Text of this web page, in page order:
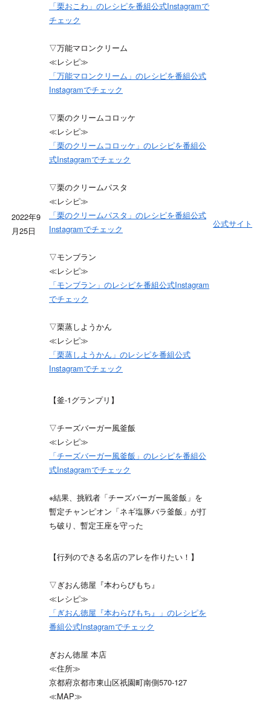
2022年9
月25日
「栗おこわ」のレシピを番組公式Instagramで
チェック
▽万能マロンクリーム
≪レシピ≫
「万能マロンクリーム」のレシピを番組公式
Instagramでチェック
▽栗のクリームコロッケ
≪レシピ≫
「栗のクリームコロッケ」のレシピを番組公
式Instagramでチェック
▽栗のクリームパスタ
≪レシピ≫
「栗のクリームパスタ」のレシピを番組公式
Instagramでチェック
▽モンブラン
≪レシピ≫
「モンブラン」のレシピを番組公式Instagram
でチェック
▽栗蒸しようかん
≪レシピ≫
「栗蒸しようかん」のレシピを番組公式
Instagramでチェック
公式サイト
【釜-1グランプリ】
▽チーズバーガー風釜飯
≪レシピ≫
「チーズバーガー風釜飯」のレシピを番組公
式Instagramでチェック
※結果、挑戦者「チーズバーガー風釜飯」を
暫定チャンピオン「ネギ塩豚バラ釜飯」が打
ち破り、暫定王座を守った
【行列のできる名店のアレを作りたい！】
▽ぎおん徳屋『本わらびもち』
≪レシピ≫
「ぎおん徳屋『本わらびもち』」のレシピを
番組公式Instagramでチェック
ぎおん徳屋 本店
≪住所≫
京都府京都市東山区祇園町南側570-127
≪MAP≫